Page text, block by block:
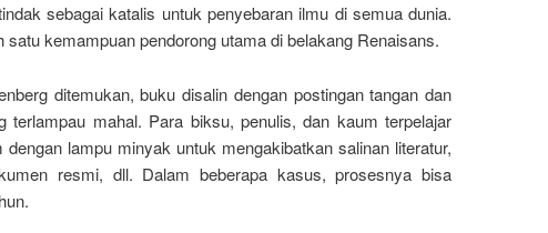
sebagai katalis untuk penyebaran ilmu di semua dunia.
satu kemampuan pendorong utama di belakang Renaisans.
ditemukan, buku disalin dengan postingan tangan dan
terlampau mahal. Para biksu, penulis, dan kaum terpelajar
lampu minyak untuk mengakibatkan salinan literatur,
resmi, dll. Dalam beberapa kasus, prosesnya bisa